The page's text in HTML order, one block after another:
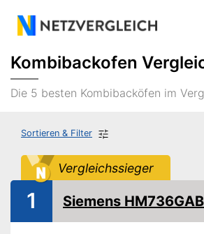
Kombibackofen
Die 5 besten Kombibacköfen im
Sortieren & Filter
Vergleichssieger
1 Siemens